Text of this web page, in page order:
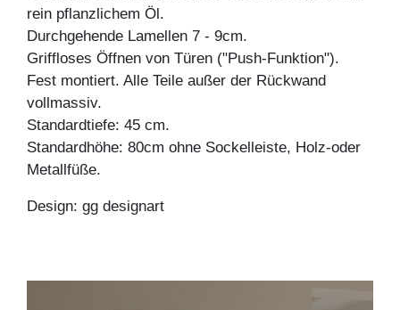
rein pflanzlichem Öl.
Durchgehende Lamellen 7 - 9cm.
Griffloses Öffnen von Türen ("Push-Funktion").
Fest montiert. Alle Teile außer der Rückwand
vollmassiv.
Standardtiefe: 45 cm.
Standardhöhe: 80cm ohne Sockelleiste, Holz-oder
Metallfüße.
Design: gg designart